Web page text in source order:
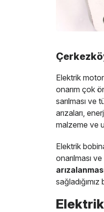
Elektrik
onarım çok
sarılması
arızaları,
malzeme ve
Elektrik
onarılması
sağladığımız
Elektrik